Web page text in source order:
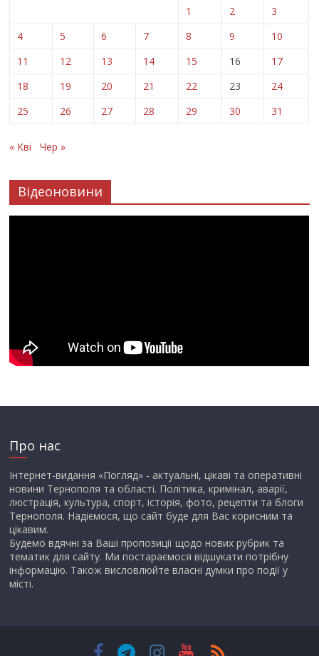
1
2
3
4
5 6 7 8 9
10
11
12 13 14 15 16
17
18
19 20 21 22 23
24
25
26 27 28 29 30 31
« Кві Чер »
Відеоновини
Про нас
Інтернет-видання «Погляд» - актуальні, цікаві та оперативні
новини Тернополя та області. Політика, кримінал, аварії,
люстрація, культура, спорт, історія, фото, рецепти та блоги
Тернополя. Надіємося, що сайт буде для Вас корисним та
цікавим.
Будемо вдячні за Ваші пропозиції щодо нових рубрик та
тематик для сайту. Ми постараємося відшукати потрібну
інформацію. Також висловлюйте власні думки про події у
місті.